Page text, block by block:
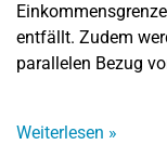
entfällt. Zudem
parallelen Bezug
Weiterlesen »